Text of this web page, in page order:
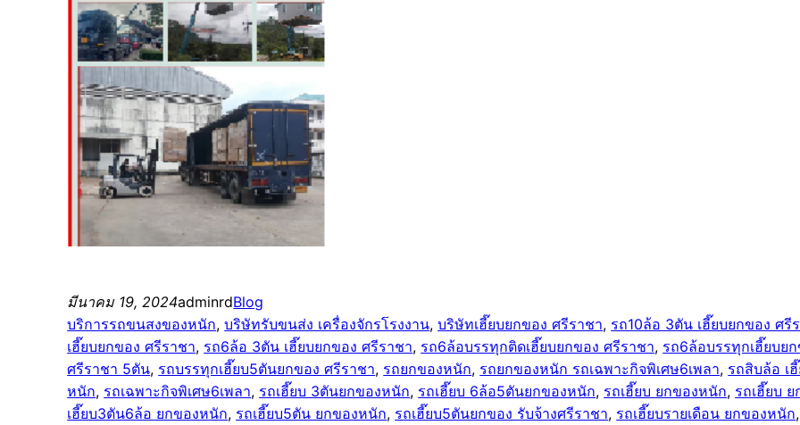
มีนาคม 19, 2024adminrdBlog
บริการรถขนสงของหนัก, บริษัทรับขนส่ง เครื่องจักรโรงงาน, บริษัทเฮี๊ยบยกของ ศรีราชา, รถ10ล้อ 3ตัน เฮี๊ยบยกของ ศรี
เฮี๊ยบยกของ ศรีราชา, รถ6ล้อ 3ตัน เฮี๊ยบยกของ ศรีราชา, รถ6ล้อบรรทุกติดเฮี๊ยบยกของ ศรีราชา, รถ6ล้อบรรทุกเฮี๊ยบย
ศรีราชา 5ตัน, รถบรรทุกเฮี๊ยบ5ตันยกของ ศรีราชา, รถยกของหนัก, รถยกของหนัก รถเฉพาะกิจพิเศษ6เพลา, รถสิบล้อ เ
หนัก, รถเฉพาะกิจพิเศษ6เพลา, รถเฮี๊ยบ 3ตันยกของหนัก, รถเฮี๊ยบ 6ล้อ5ตันยกของหนัก, รถเฮี๊ยบ ยกของหนัก, รถเฮี๊ยบ
เฮี๊ยบ3ตัน6ล้อ ยกของหนัก, รถเฮี๊ยบ5ตัน ยกของหนัก, รถเฮี๊ยบ5ตันยกของ รับจ้างศรีราชา, รถเฮี๊ยบรายเดือน ยกของหนัก